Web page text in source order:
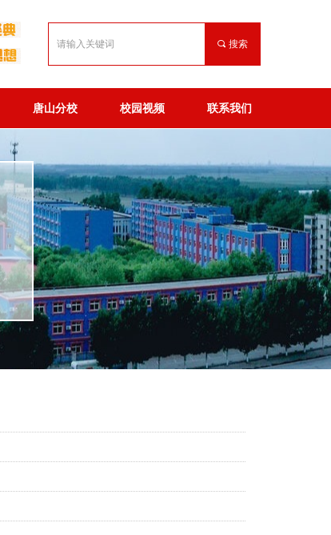
끠 搜索
唐山分校 校园视频 联系我们